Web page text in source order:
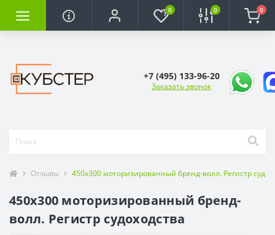
0 0 0
+7 (495) 133-96-20
Заказать звонок
Отзывы 450х300 моторизированный бренд-волл. Регистр
450х300 моторизированный бренд-
волл. Регистр судоходства